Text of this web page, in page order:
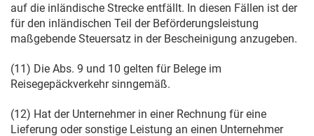
auf die inländische Strecke entfällt. In diesen Fällen ist der
für den inländischen Teil der Beförderungsleistung
maßgebende Steuersatz in der Bescheinigung anzugeben.
(11) Die Abs. 9 und 10 gelten für Belege im
Reisegepäckverkehr sinngemäß.
(12) Hat der Unternehmer in einer Rechnung für eine
Lieferung oder sonstige Leistung an einen Unternehmer